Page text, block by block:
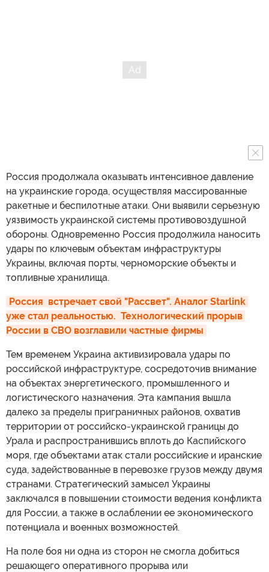
Россия продолжала оказывать интенсивное давление
на украинские города, осуществляя массированные
ракетные и беспилотные атаки. Они выявили серьезную
уязвимость украинской системы противовоздушной
обороны. Одновременно Россия продолжила наносить
удары по ключевым объектам инфраструктуры
Украины, включая порты, черноморские объекты и
топливные хранилища.
Россия  встречает свой "Рассвет". Аналог Starlink
уже стал реальностью.  Технологический прорыв
России в СВО возглавили частные фирмы
Тем временем Украина активизировала удары по
российской инфраструктуре, сосредоточив внимание
на объектах энергетического, промышленного и
логистического назначения. Эта кампания вышла
далеко за пределы приграничных районов, охватив
территории от российско-украинской границы до
Урала и распространившись вплоть до Каспийского
моря, где объектами атак стали российские и иранские
суда, задействованные в перевозке грузов между двумя
странами. Стратегический замысел Украины
заключался в повышении стоимости ведения конфликта
для России, а также в ослаблении ее экономического
потенциала и военных возможностей.
На поле боя ни одна из сторон не смогла добиться
решающего оперативного прорыва или